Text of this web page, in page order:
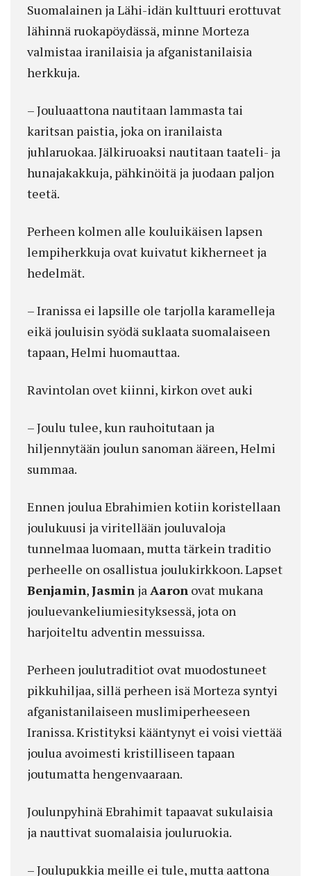
Suomalainen ja Lähi-idän kulttuuri erottuvat
lähinnä ruokapöydässä, minne Morteza
valmistaa iranilaisia ja afganistanilaisia
herkkuja.
– Jouluaattona nautitaan lammasta tai
karitsan paistia, joka on iranilaista
juhlaruokaa. Jälkiruoaksi nautitaan taateli- ja
hunajakakkuja, pähkinöitä ja juodaan paljon
teetä.
Perheen kolmen alle kouluikäisen lapsen
lempiherkkuja ovat kuivatut kikherneet ja
hedelmät.
– Iranissa ei lapsille ole tarjolla karamelleja
eikä jouluisin syödä suklaata suomalaiseen
tapaan, Helmi huomauttaa.
Ravintolan ovet kiinni, kirkon ovet auki
– Joulu tulee, kun rauhoitutaan ja
hiljennytään joulun sanoman ääreen, Helmi
summaa.
Ennen joulua Ebrahimien kotiin koristellaan
joulukuusi ja viritellään jouluvaloja
tunnelmaa luomaan, mutta tärkein traditio
perheelle on osallistua joulukirkkoon. Lapset
Benjamin,Jasmin jaAaron ovat mukana
jouluevankeliumiesityksessä, jota on
harjoiteltu adventin messuissa.
Perheen joulutraditiot ovat muodostuneet
pikkuhiljaa, sillä perheen isä Morteza syntyi
afganistanilaiseen muslimiperheeseen
Iranissa. Kristityksi kääntynyt ei voisi viettää
joulua avoimesti kristilliseen tapaan
joutumatta hengenvaaraan.
Joulunpyhinä Ebrahimit tapaavat sukulaisia
ja nauttivat suomalaisia jouluruokia.
– Joulupukkia meille ei tule, mutta aattona